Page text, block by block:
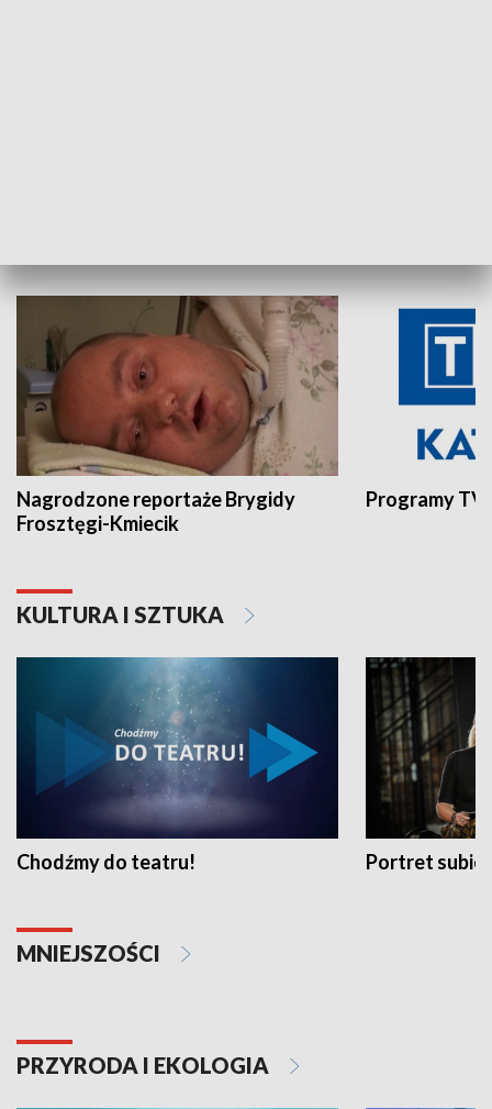
Nagrodzone reportaże Brygidy
Frosztęgi-Kmiecik
Programy
KULTURA I SZTUKA
Chodźmy do teatru! Portret
MNIEJSZOŚCI
PRZYRODA I EKOLOGIA